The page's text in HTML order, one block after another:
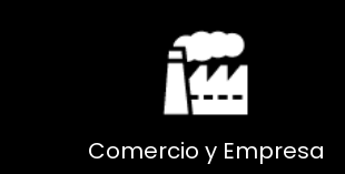
Comercio y Empresa